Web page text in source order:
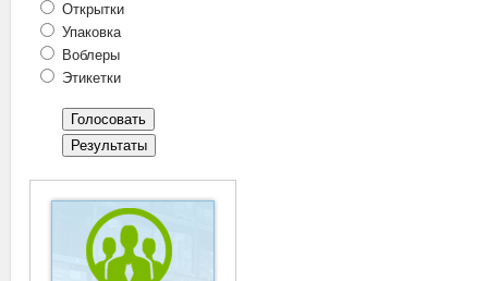
Открытки
Упаковка
Воблеры
Этикетки